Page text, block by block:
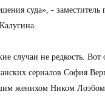
суда», - заместитель
случаи не редкость.
сериалов София
женихом Ником